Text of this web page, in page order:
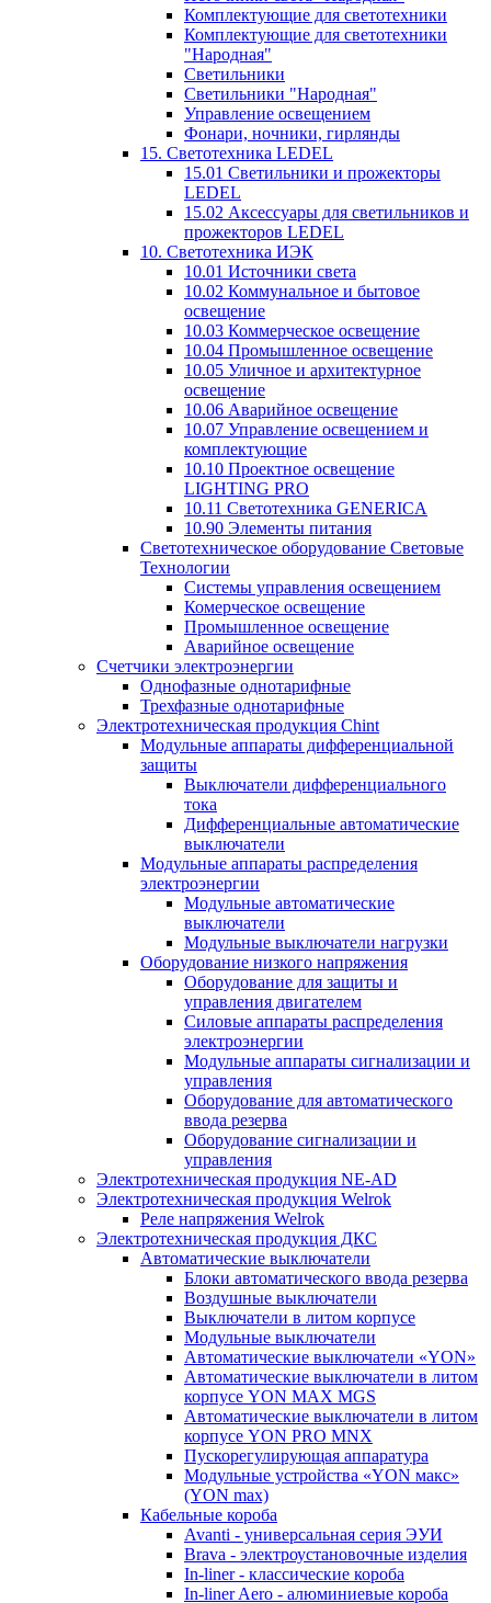
Комплектующие для светотехники
Комплектующие для светотехники
"Народная"
Светильники
Светильники "Народная"
Управление освещением
Фонари, ночники, гирлянды
15. Светотехника LEDEL
15.01 Светильники и прожекторы
LEDEL
15.02 Аксессуары для светильников и
прожекторов LEDEL
10. Светотехника ИЭК
10.01 Источники света
10.02 Коммунальное и бытовое
освещение
10.03 Коммерческое освещение
10.04 Промышленное освещение
10.05 Уличное и архитектурное
освещение
10.06 Аварийное освещение
10.07 Управление освещением и
комплектующие
10.10 Проектное освещение
LIGHTING PRO
10.11 Светотехника GENERICA
10.90 Элементы питания
Светотехническое оборудование Световые
Технологии
Системы управления освещением
Комерческое освещение
Промышленное освещение
Аварийное освещение
Счетчики электроэнергии
Однофазные однотарифные
Трехфазные однотарифные
Электротехническая продукция Chint
Модульные аппараты дифференциальной
защиты
Выключатели дифференциального
тока
Дифференциальные автоматические
выключатели
Модульные аппараты распределения
электроэнергии
Модульные автоматические
выключатели
Модульные выключатели нагрузки
Оборудование низкого напряжения
Оборудование для защиты и
управления двигателем
Силовые аппараты распределения
электроэнергии
Модульные аппараты сигнализации и
управления
Оборудование для автоматического
ввода резерва
Оборудование сигнализации и
управления
Электротехническая продукция NE-AD
Электротехническая продукция Welrok
Реле напряжения Welrok
Электротехническая продукция ДКС
Автоматические выключатели
Блоки автоматического ввода резерва
Воздушные выключатели
Выключатели в литом корпусе
Модульные выключатели
Автоматические выключатели «YON»
Автоматические выключатели в литом
корпусе YON MAX MGS
Автоматические выключатели в литом
корпусе YON PRO MNX
Пускорегулирующая аппаратура
Модульные устройства «YON макс»
(YON max)
Кабельные короба
Avanti - универсальная серия ЭУИ
Brava - электроустановочные изделия
In-liner - классические короба
In-liner Aero - алюминиевые короба